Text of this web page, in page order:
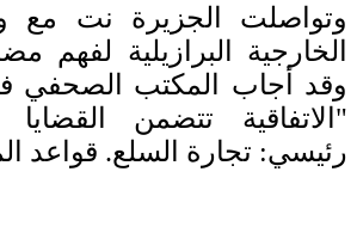
وتواصلت الجزيرة نت مع
الخارجية البرازيلية لفهم
وقد أجاب المكتب الصحفي
"الاتفاقية تتضمن القضايا
رئيسي: تجارة السلع. قواعد